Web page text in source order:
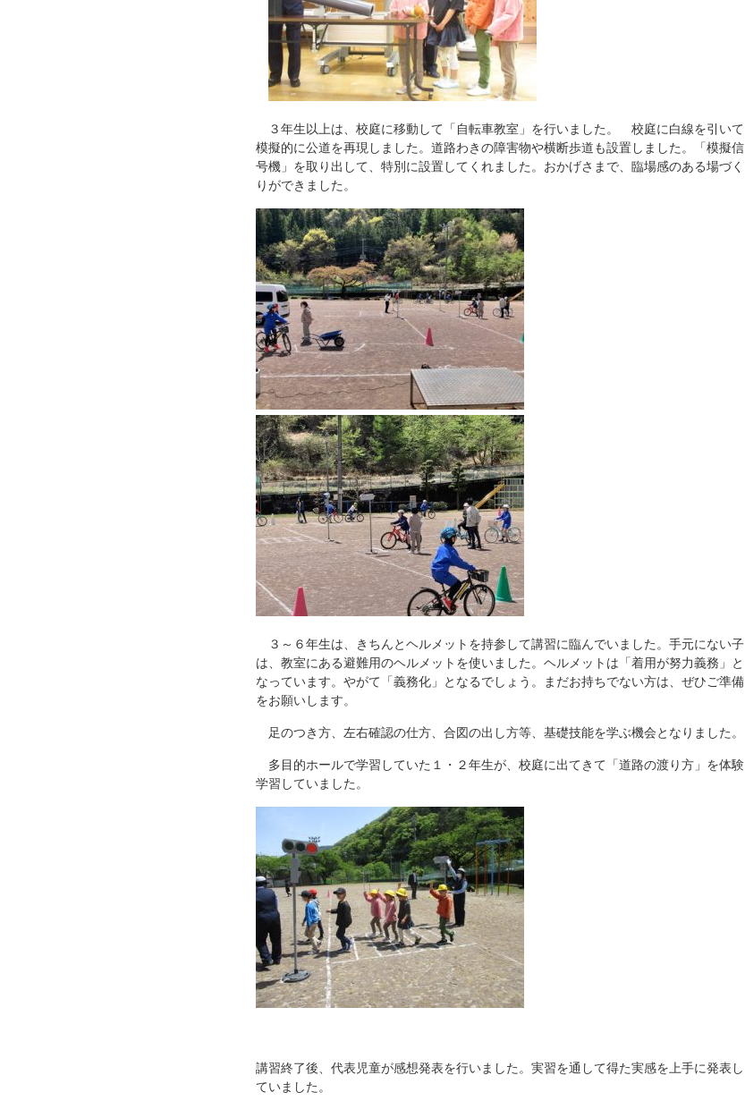
３年生以上は、校庭に移動して「自転車教室」を行いました。 校庭に白線を引いて
模擬的に公道を再現しました。道路わきの障害物や横断歩道も設置しました。「模擬信
号機」を取り出して、特別に設置してくれました。おかげさまで、臨場感のある場づく
りができました。
３～６年生は、きちんとヘルメットを持参して講習に臨んでいました。手元にない子
は、教室にある避難用のヘルメットを使いました。ヘルメットは「着用が努力義務」と
なっています。やがて「義務化」となるでしょう。まだお持ちでない方は、ぜひご準備
をお願いします。
足のつき方、左右確認の仕方、合図の出し方等、基礎技能を学ぶ機会となりました。
多目的ホールで学習していた１・２年生が、校庭に出てきて「道路の渡り方」を体験
学習していました。
講習終了後、代表児童が感想発表を行いました。実習を通して得た実感を上手に発表し
ていました。